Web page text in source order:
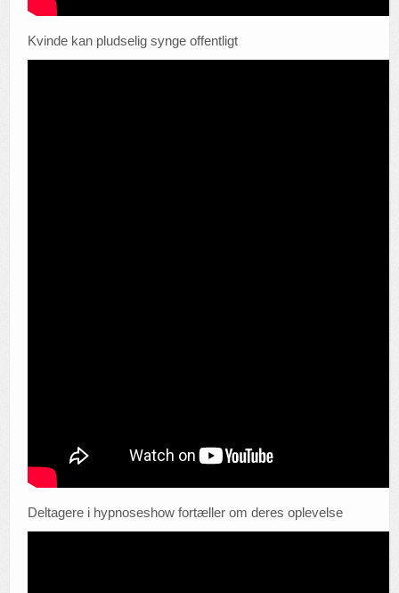
Kvinde kan pludselig synge offentligt
Deltagere i hypnoseshow fortæller om deres oplevelse